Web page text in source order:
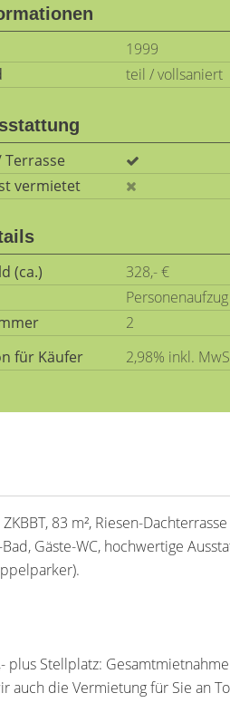
1999
teil / vollsaniert
Terrasse
vermietet
(ca.)
328,- €
Personenaufzug
2
für Käufer
2,98% inkl.
83 m², Riesen-
Gäste-WC, hochwertige
plus Stellplatz: Gesamtmietnahme
auch die Vermietung für Sie an